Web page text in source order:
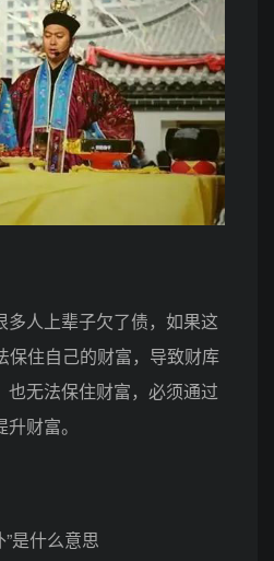
人上辈子欠了债，如果这
保住自己的财富，导致财库
也无法保住财富，必须通过
财富。
什么意思